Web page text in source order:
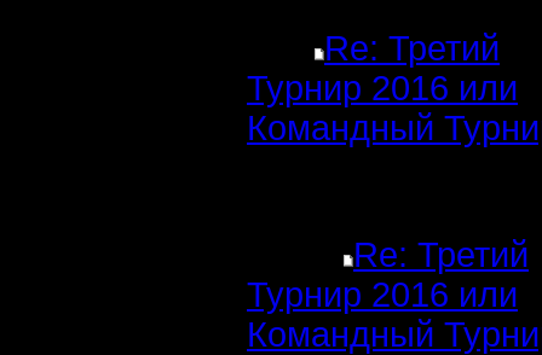
Re: Третий
Турнир 2016 или
Командный
Re: Третий
Турнир 2016 или
Командный